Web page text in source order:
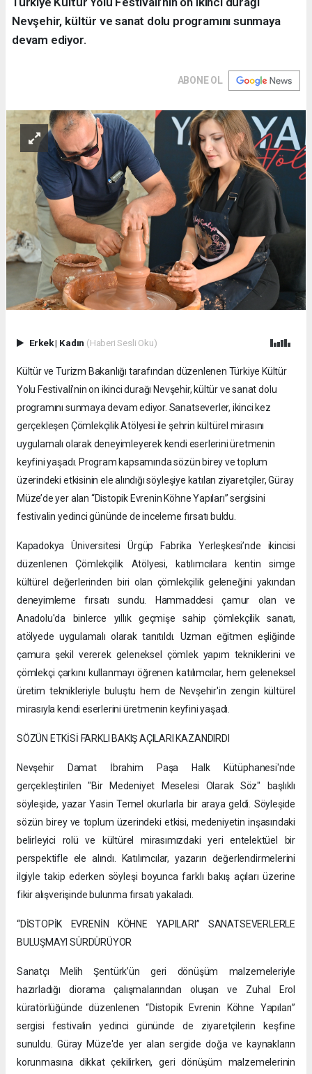
Nevşehir, kültür ve sanat dolu programını sunmaya
devam ediyor.
ABONE OL
Erkek| Kadın (Haberi Sesli Oku)
Kültür ve Turizm Bakanlığı tarafından düzenlenen Türkiye Kültür
Yolu Festivali’nin on ikinci durağı Nevşehir, kültür ve sanat dolu
programını sunmaya devam ediyor. Sanatseverler, ikinci kez
gerçekleşen Çömlekçilik Atölyesi ile şehrin kültürel mirasını
uygulamalı olarak deneyimleyerek kendi eserlerini üretmenin
keyfini yaşadı. Program kapsamında sözün birey ve toplum
üzerindeki etkisinin ele alındığı söyleşiye katılan ziyaretçiler, Güray
Müze’de yer alan “Distopik Evrenin Köhne Yapıları” sergisini
festivalin yedinci gününde de inceleme fırsatı buldu.
Kapadokya Üniversitesi Ürgüp Fabrika Yerleşkesi’nde ikincisi
düzenlenen Çömlekçilik Atölyesi, katılımcılara kentin simge
kültürel değerlerinden biri olan çömlekçilik geleneğini yakından
deneyimleme fırsatı sundu. Hammaddesi çamur olan ve
Anadolu'da binlerce yıllık geçmişe sahip çömlekçilik sanatı,
atölyede uygulamalı olarak tanıtıldı. Uzman eğitmen eşliğinde
çamura şekil vererek geleneksel çömlek yapım tekniklerini ve
çömlekçi çarkını kullanmayı öğrenen katılımcılar, hem geleneksel
üretim teknikleriyle buluştu hem de Nevşehir'in zengin kültürel
mirasıyla kendi eserlerini üretmenin keyfini yaşadı.
SÖZÜN ETKİSİ FARKLI BAKIŞ AÇILARI KAZANDIRDI
Nevşehir Damat İbrahim Paşa Halk Kütüphanesi'nde
gerçekleştirilen "Bir Medeniyet Meselesi Olarak Söz" başlıklı
söyleşide, yazar Yasin Temel okurlarla bir araya geldi. Söyleşide
sözün birey ve toplum üzerindeki etkisi, medeniyetin inşasındaki
belirleyici rolü ve kültürel mirasımızdaki yeri entelektüel bir
perspektifle ele alındı. Katılımcılar, yazarın değerlendirmelerini
ilgiyle takip ederken söyleşi boyunca farklı bakış açıları üzerine
fikir alışverişinde bulunma fırsatı yakaladı.
“DİSTOPİK EVRENİN KÖHNE YAPILARI” SANATSEVERLERLE
BULUŞMAYI SÜRDÜRÜYOR
Sanatçı Melih Şentürk’ün geri dönüşüm malzemeleriyle
hazırladığı diorama çalışmalarından oluşan ve Zuhal Erol
küratörlüğünde düzenlenen “Distopik Evrenin Köhne Yapıları”
sergisi festivalin yedinci gününde de ziyaretçilerin keşfine
sunuldu. Güray Müze'de yer alan sergide doğa ve kaynakların
korunmasına dikkat çekilirken, geri dönüşüm malzemelerinin